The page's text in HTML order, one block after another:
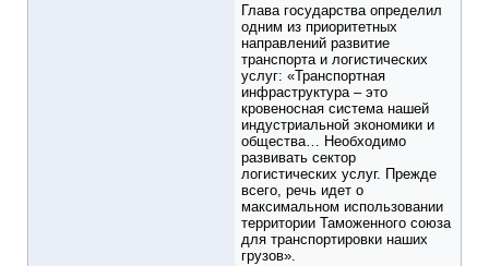
Глава государства определил
одним из приоритетных
направлений развитие
транспорта и логистических
услуг: «Транспортная
инфраструктура – это
кровеносная система нашей
индустриальной экономики и
общества… Необходимо
развивать сектор
логистических услуг. Прежде
всего, речь идет о
максимальном использовании
территории Таможенного союза
для транспортировки наших
грузов».